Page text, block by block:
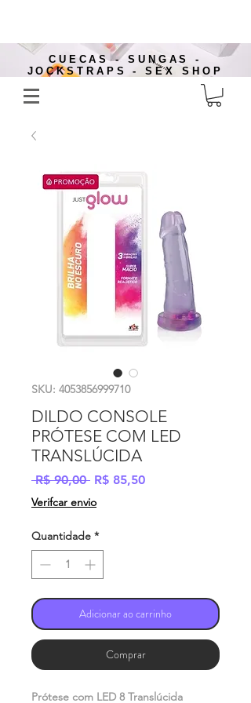
CUECAS - SUNGAS -
JOCKSTRAPS - SEX SHOP
SKU: 4053856999710
DILDO CONSOLE
PRÓTESE COM LED
TRANSLÚCIDA
R$ 90,00 Preço
normal
R$ 85,50Preço
Verifcar envio
Quantidade *
Adicionar ao carrinho
Comprar
Prótese com LED 8 Translúcida